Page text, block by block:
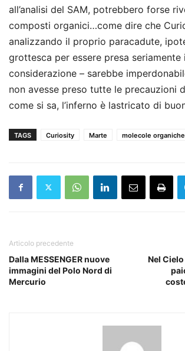
all’analisi del SAM, potrebbero forse
composti organici…come dire che
analizzando il proprio paracadute,
grottesca per essere presa seriamente
considerazione – sarebbe
non avesse preso tutte le precauzioni
come si sa, l’inferno è lastricato di
TAGS Curiosity Marte molecole organiche
Articolo precedente
Dalla MESSENGER nuove
immagini del Polo Nord di
Mercurio
Nel Cielo